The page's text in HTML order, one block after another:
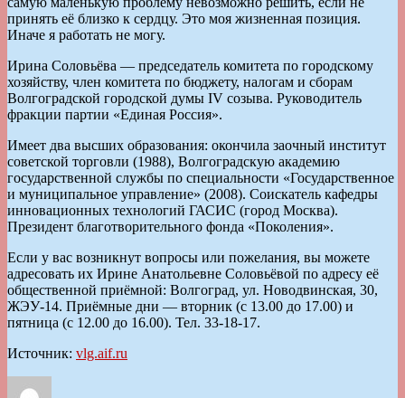
принять её близко к сердцу. Это моя жизненная позиция.
Иначе я работать не могу.
Ирина Соловьёва — председатель комитета по городскому
хозяйству, член комитета по бюджету, налогам и сборам
Волгоградской городской думы IV созыва. Руководитель
фракции партии «Единая Россия».
Имеет два высших образования: окончила заочный институт
советской торговли (1988), Волгоградскую академию
государственной службы по специальности «Государственное
и муниципальное управление» (2008). Соискатель кафедры
инновационных технологий ГАСИС (город Москва).
Президент благотворительного фонда «Поколения».
Если у вас возникнут вопросы или пожелания, вы можете
адресовать их Ирине Анатольевне Соловьёвой по адресу её
общественной приёмной: Волгоград, ул. Новодвинская, 30,
ЖЭУ-14. Приёмные дни — вторник (с 13.00 до 17.00) и
пятница (с 12.00 до 16.00). Тел. 33-18-17.
Источник: vlg.aif.ru